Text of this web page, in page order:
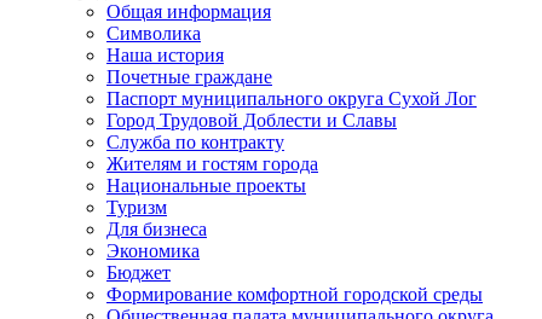
Общая информация
Символика
Наша история
Почетные граждане
Паспорт муниципального округа Сухой Лог
Город Трудовой Доблести и Славы
Служба по контракту
Жителям и гостям города
Национальные проекты
Туризм
Для бизнеса
Экономика
Бюджет
Формирование комфортной городской среды